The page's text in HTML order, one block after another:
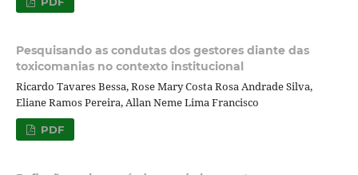
Pesquisando as condutas dos gestores diante das
toxicomanias no contexto institucional
Ricardo Tavares Bessa, Rose Mary Costa Rosa Andrade Silva,
Eliane Ramos Pereira, Allan Neme Lima Francisco
PDF